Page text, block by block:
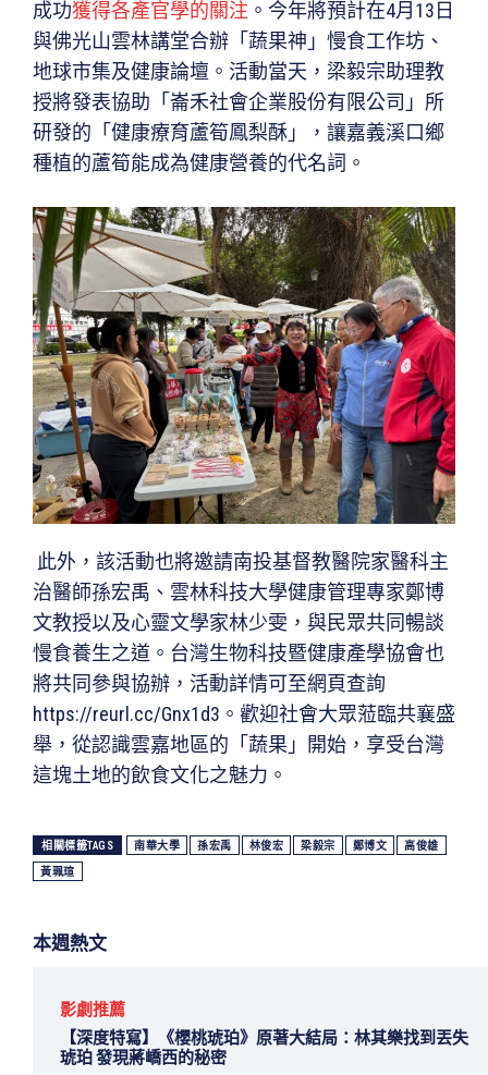
成功獲得各產官學的關注 。今年將預計在4月13日
與佛光山雲林講堂合辦「蔬果神」慢食工作坊、
地球市集及健康論壇。活動當天，梁毅宗助理教
授將發表協助「崙禾社會企業股份有限公司」所
研發的「健康療育蘆筍鳳梨酥」，讓嘉義溪口鄉
種植的蘆筍能成為健康營養的代名詞。
此外，該活動也將邀請南投基督教醫院家醫科主
治醫師孫宏禹、雲林科技大學健康管理專家鄭博
文教授以及心靈文學家林少雯，與民眾共同暢談
慢食養生之道。台灣生物科技暨健康產學協會也
將共同參與協辦，活動詳情可至網頁查詢
https://reurl.cc/Gnx1d3。歡迎社會大眾蒞臨共襄盛
舉，從認識雲嘉地區的「蔬果」開始，享受台灣
這塊土地的飲食文化之魅力。
相關標籤TAGS 南華大學 孫宏禹 林俊宏 梁毅宗 鄭博文 高俊雄
黃珮瑄
本週熱文
影劇推薦
【深度特寫】《櫻桃琥珀》原著大結局：林其樂找到丟失
琥珀 發現蔣嶠西的秘密